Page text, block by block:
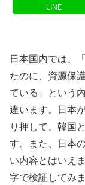
LINE
日本国内では、
たのに、資源保
ている」という
違います。日本
り押して、韓国
す。また、日本
い内容とはいえ
字で検証してみ